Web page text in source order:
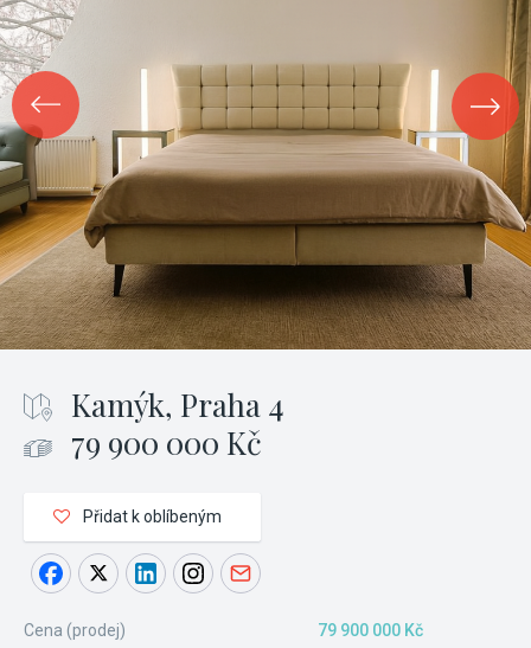
Kamýk, Praha 4
79 900 000 Kč
Přidat k oblíbeným
Cena (prodej) 79 900 000 Kč